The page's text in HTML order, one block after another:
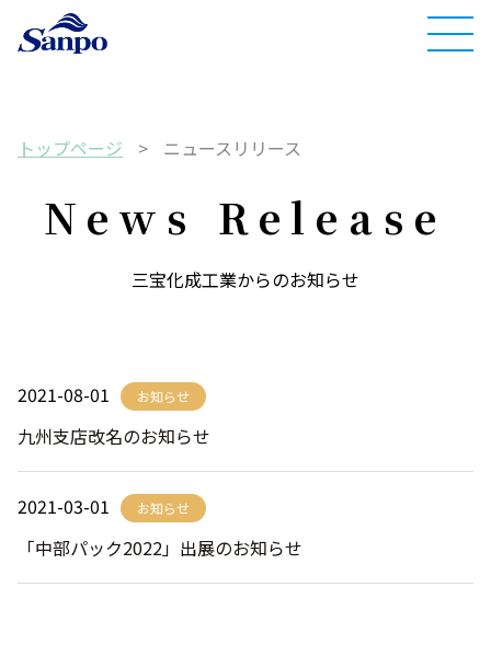
トップページ > ニュースリリース
News Release
三宝化成工業からのお知らせ
2021-08-01 お知らせ
九州支店改名のお知らせ
2021-03-01 お知らせ
「中部パック2022」出展のお知らせ